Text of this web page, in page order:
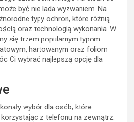
być nie lada wyzwaniem. Na
typy ochron, które różnią
oraz technologią wykonania. W
się trzem popularnym typom
hartowanym oraz foliom
Ci wybrać najlepszą opcję dla
wybór dla osób, które
z telefonu na zewnątrz.